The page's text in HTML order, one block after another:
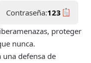
Contraseña:123
proteger
nunca.
defensa de